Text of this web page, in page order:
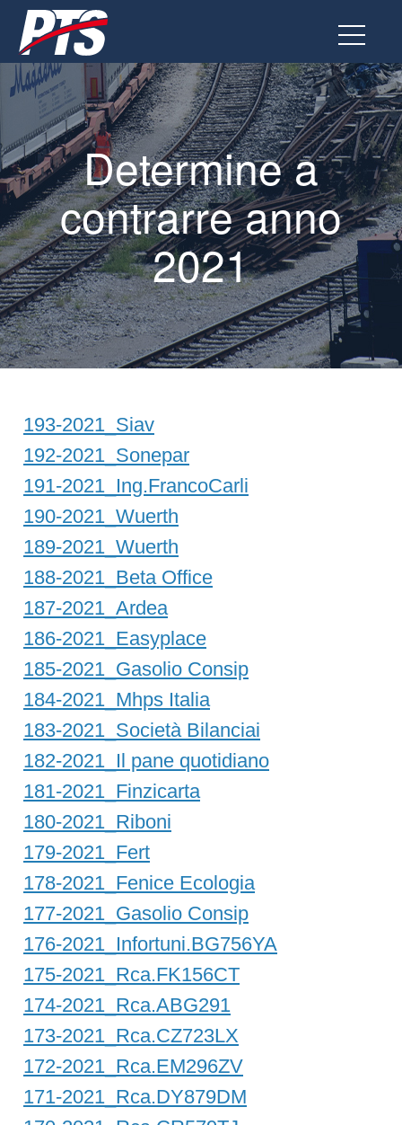
Vai
al
contenuto
Determine a
contrarre anno
2021
193-2021_Siav
192-2021_Sonepar
191-2021_Ing.FrancoCarli
190-2021_Wuerth
189-2021_Wuerth
188-2021_Beta Office
187-2021_Ardea
186-2021_Easyplace
185-2021_Gasolio Consip
184-2021_Mhps Italia
183-2021_Società Bilanciai
182-2021_Il pane quotidiano
181-2021_Finzicarta
180-2021_Riboni
179-2021_Fert
178-2021_Fenice Ecologia
177-2021_Gasolio Consip
176-2021_Infortuni.BG756YA
175-2021_Rca.FK156CT
174-2021_Rca.ABG291
173-2021_Rca.CZ723LX
172-2021_Rca.EM296ZV
171-2021_Rca.DY879DM